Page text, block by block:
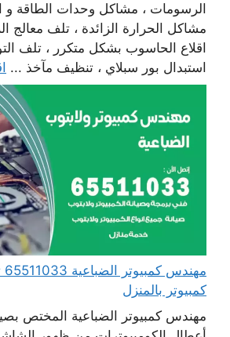
الرسومات ، مشاكل وحدات الطاقة و
مشاكل الحرارة الزائدة ، تلف معالج
اقلاع الحاسوب بشكل متكرر ، تلف
استبدال بور سبلاي ، تنظيف مآخذ ...
كمبيوتر بالمنزل
مهندس كمبيوتر الضباعية المختص